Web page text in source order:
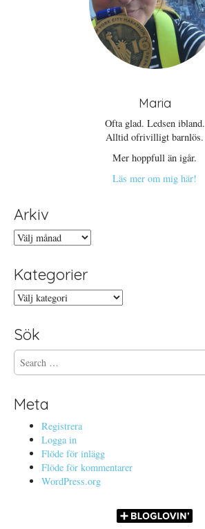
Maria
Ofta glad. Ledsen ibland.
Alltid ofrivilligt barnlös.
Mer hoppfull än igår.
Läs mer om mig här!
Arkiv
Arkiv
Kategorier
Kategorier
Sök
S
e
r
cMeta
Registrera
Logga in
Flöde för inlägg
Flöde för kommentarer
WordPress.org